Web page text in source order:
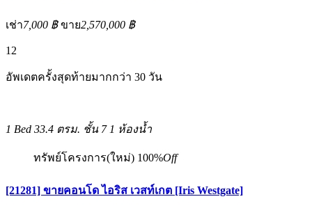
เช่า7,000 ฿ ขาย2,570,000 ฿
12
อัพเดตครั้งสุดท้ายมากกว่า 30 วัน
1 Bed 33.4 ตรม. ชั้น 7 1 ห้องน้ำ
ทรัพย์โครงการ(ใหม่) 100%Off
[21281] ขายคอนโด ไอริส เวสท์เกต [Iris Westgate]